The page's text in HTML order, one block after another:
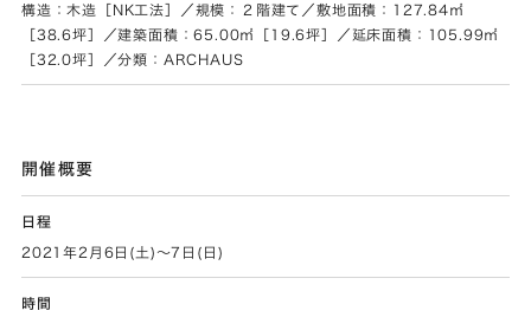
構造：木造［NK工法］／規模：２階建て／敷地面積：127.84㎡
［38.6坪］／建築面積：65.00㎡［19.6坪］／延床面積：105.99㎡
［32.0坪］／分類：ARCHAUS
開催概要
日程
2021年2月6日(土)～7日(日)
時間